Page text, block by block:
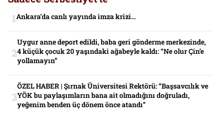
Ankara’da canlı yayında imza krizi…
Uygur anne deport edildi, baba geri gönderme merkezinde,
4 küçük çocuk 20 yaşındaki ağabeyle kaldı: “Ne olur Çin’e
yollamayın”
ÖZEL HABER | Şırnak Üniversitesi Rektörü: “Başsavcılık ve
YÖK bu paylaşımların bana ait olmadığını doğruladı,
yeğenim benden üç dönem önce atandı”